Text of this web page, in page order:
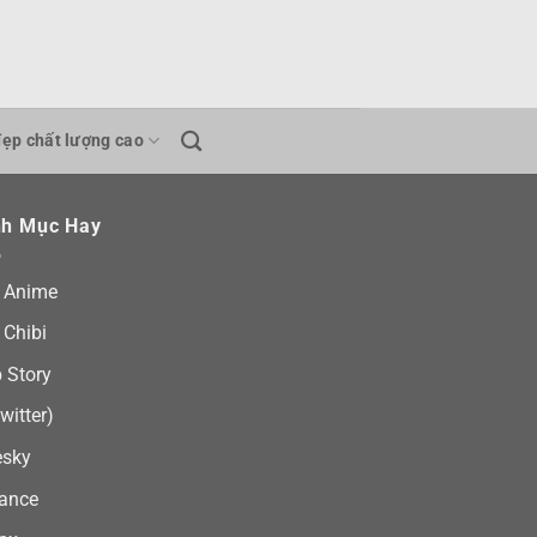
chất lượng cao
Mục Hay
Story